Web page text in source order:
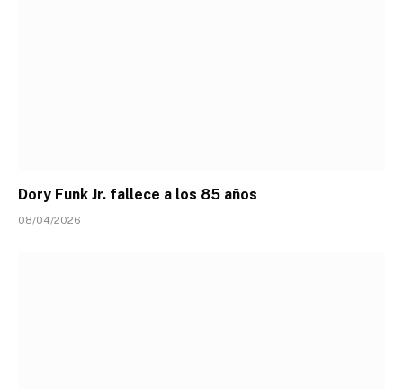
Dory Funk Jr. fallece a los 85 años
08/04/2026